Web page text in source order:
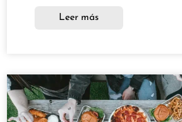
Leer más